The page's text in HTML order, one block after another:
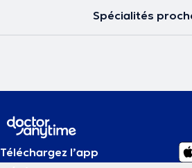
Spécialités
Téléchargez l’app